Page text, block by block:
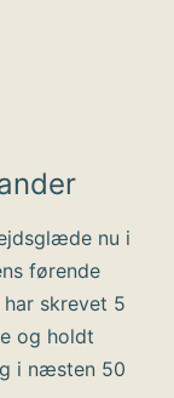
nu i
førende
skrevet 5
og holdt
i næsten 50